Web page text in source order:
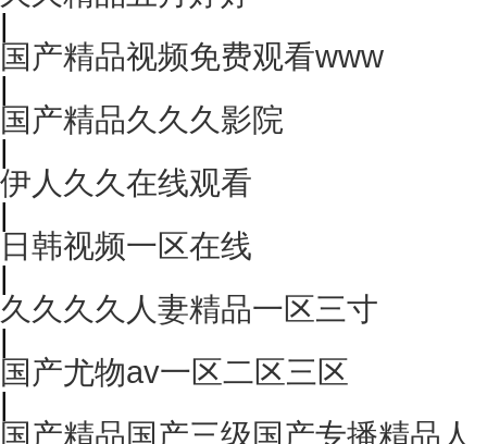
|
国产精品视频免费观看www
|
国产精品久久久影院
|
伊人久久在线观看
|
日韩视频一区在线
|
久久久久人妻精品一区三寸
|
国产尤物av一区二区三区
|
国产精品国产三级国产专播精品人